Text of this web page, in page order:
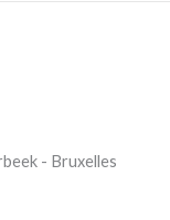
- Bruxelles